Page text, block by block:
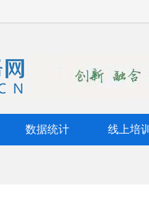
数据统计 线上培训